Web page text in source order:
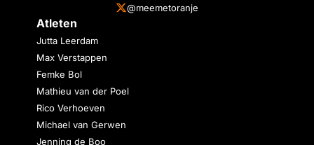
@meemetoranje
Atleten
Jutta Leerdam
Max Verstappen
Femke Bol
Mathieu van der Poel
Rico Verhoeven
Michael van Gerwen
Jenning de Boo